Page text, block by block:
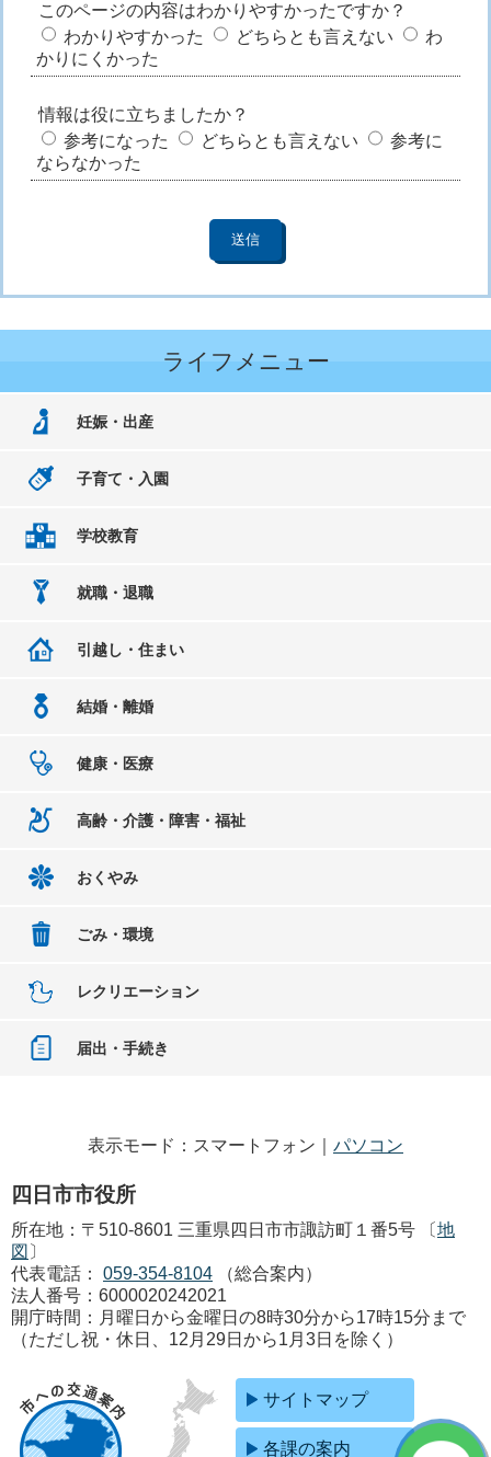
このページの内容はわかりやすかったですか？
わかりやすかった
どちらとも言えない
わ
かりにくかった
情報は役に立ちましたか？
参考になった
どちらとも言えない
参考に
ならなかった
ライフメニュー
妊娠・出産
子育て・入園
学校教育
就職・退職
引越し・住まい
結婚・離婚
健康・医療
高齢・介護・障害・福祉
おくやみ
ごみ・環境
レクリエーション
届出・手続き
表示モード：スマートフォン｜ パソコン
四日市市役所
所在地：〒510-8601 三重県四日市市諏訪町１番5号 〔地
図 〕
代表電話：
059-354-8104
（総合案内）
法人番号：6000020242021
開庁時間：月曜日から金曜日の8時30分から17時15分まで
（ただし祝・休日、12月29日から1月3日を除く）
サイトマップ
各課の案内